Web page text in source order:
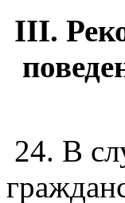
III.
24. В